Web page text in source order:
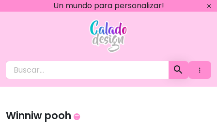
Un mundo para personalizar!
Calado Design
Winniw pooh